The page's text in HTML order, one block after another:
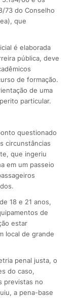
73 do Conselho
que
é elaborada
pública, deve
de formação.
de uma
particular.
questionado
circunstâncias
que ingeriu
em um passeio
18 e 21 anos,
de
estar
local de grande
penal justa, o
do caso,
previstas no
a pena-base